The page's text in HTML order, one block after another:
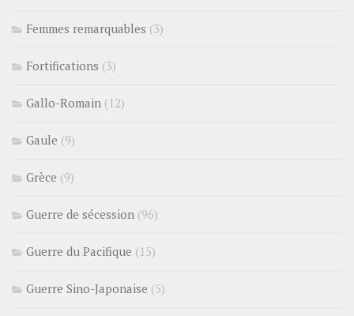
Femmes remarquables (3)
Fortifications (3)
Gallo-Romain (12)
Gaule (9)
Grèce (9)
Guerre de sécession (96)
Guerre du Pacifique (15)
Guerre Sino-Japonaise (5)